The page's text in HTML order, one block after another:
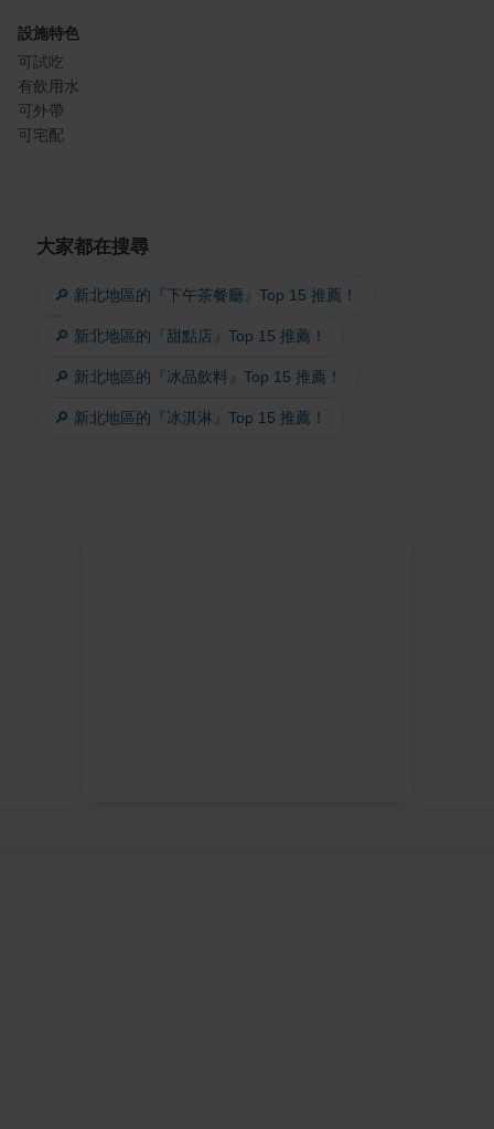
設施特色
可試吃
有飲用水
可外帶
可宅配
大家都在搜尋
🔎 新北地區的『下午茶餐廳』Top 15 推薦！
🔎 新北地區的『甜點店』Top 15 推薦！
🔎 新北地區的『冰品飲料』Top 15 推薦！
🔎 新北地區的『冰淇淋』Top 15 推薦！